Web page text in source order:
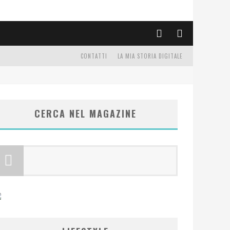
LA MIA STORIA DIGITALE
CONTATTI
CERCA NEL MAGAZINE